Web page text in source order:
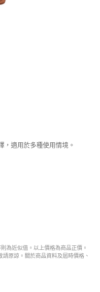
，適用於多種使用情境。
為近似值。以上價格為商品正價。
原諒。關於商品資料及屆時價格、